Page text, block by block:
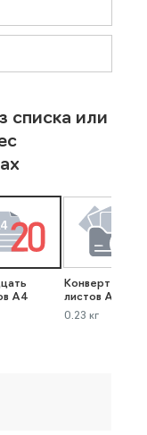
списка или
А4
Конверт до 40
листов А4
0.23 кг